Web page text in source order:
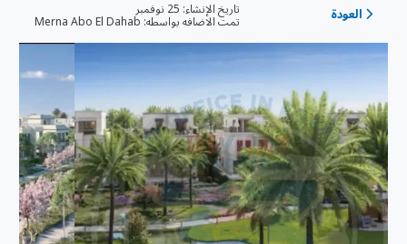
العودة تاريخ الإنشاء:
تمت الاضافه بواسطه: Merna Abo El Dahab